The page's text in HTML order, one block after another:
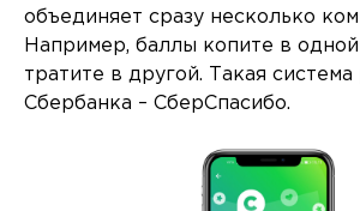
объединяет сразу несколько
Например, баллы копите в
тратите в другой. Такая система
Сбербанка – СберСпасибо.